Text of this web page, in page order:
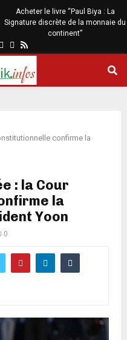
Acheter le livre “Paul Biya : La
Signature discrète de la monnaie du
continent”
confirme la
: la Cour
la
Yoon
0